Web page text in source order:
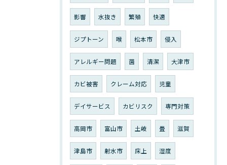
影響 水抜き 繁殖 快適
ジプトーン 喉 松本市 侵入
アレルギー問題 菌 清潔 大津市
カビ被害 クレーム対応 児童
デイサービス カビリスク 専門対策
高岡市 富山市 土岐 畳 滋賀
津島市 射水市 床上 湿度